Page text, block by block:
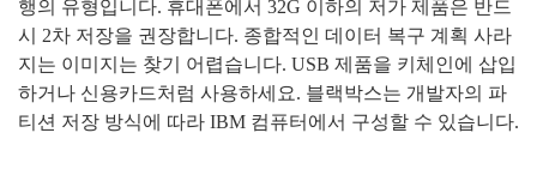
행의 유형입니다. 휴대폰에서 32G 이하의 저가 제품은 반드
시 2차 저장을 권장합니다. 종합적인 데이터 복구 계획 사라
지는 이미지는 찾기 어렵습니다. USB 제품을 키체인에 삽입
하거나 신용카드처럼 사용하세요. 블랙박스는 개발자의 파
티션 저장 방식에 따라 IBM 컴퓨터에서 구성할 수 있습니다.